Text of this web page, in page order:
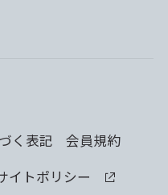
く表記
会員規約
イトポリシー